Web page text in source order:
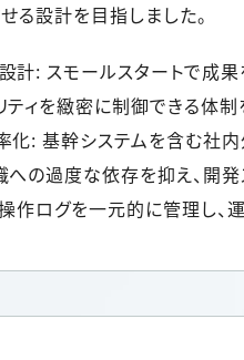
る設計を目指しました。
計: スモールスタートで成
ィを緻密に制御できる体制
化: 基幹システムを含む社
への過度な依存を抑え、開
作ログを一元的に管理し